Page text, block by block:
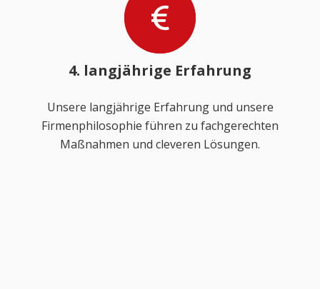
4. langjährige Erfahrung
Unsere langjährige Erfahrung und unsere
Firmenphilosophie führen zu fachgerechten
Maßnahmen und cleveren Lösungen.